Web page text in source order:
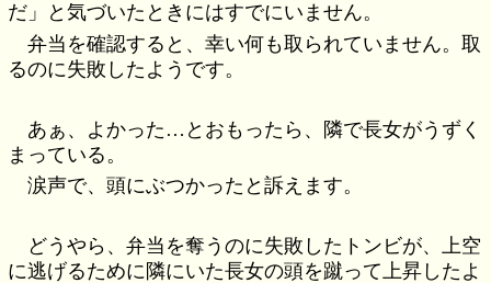
だ」と気づいたときにはすでにいません。
弁当を確認すると、幸い何も取られていません。取
るのに失敗したようです。
あぁ、よかった…とおもったら、隣で長女がうずく
まっている。
涙声で、頭にぶつかったと訴えます。
どうやら、弁当を奪うのに失敗したトンビが、上空
に逃げるために隣にいた長女の頭を蹴って上昇したよ